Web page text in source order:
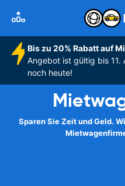
Bis zu 20% Rabatt auf
Angebot ist gültig bis 11.
noch heute!
Sparen Sie Zeit und Geld.